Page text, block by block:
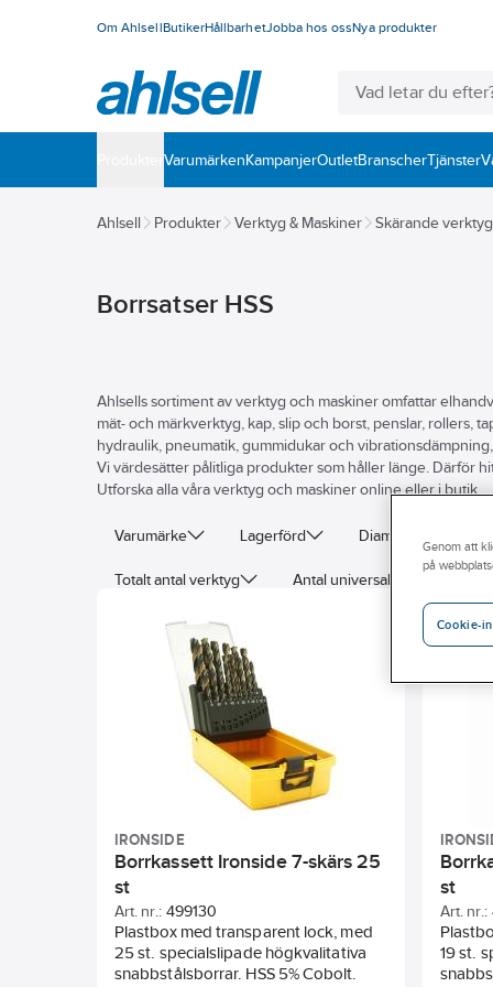
Om AhlsellButikerHållbarhetJobba hos ossNya produkter
VarumärkenKampanjerOutletBranscherTjänster
Ahlsell Produkter Verktyg & Maskiner Skärande verktyg
Borrsatser HSS
Ahlsells sortiment av verktyg och maskiner omfattar
mät- och märkverktyg, kap, slip och borst, penslar, rollers,
hydraulik, pneumatik, gummidukar och
Vi värdesätter pålitliga produkter som håller länge. Därför
Utforska alla våra verktyg och maskiner online eller i butik.
Varumärke Lagerförd Diameter
Totalt antal verktyg Antal universalborrar
IRONSIDE
Borrkassett Ironside 7-skärs 25
st
Art. nr.: 499130
Plastbox med transparent lock, med
25 st. specialslipade högkvalitativa
snabbstålsborrar. HSS 5% Cobolt.
st
Art. nr.:
19 st.
Genom att
på
Cookie-